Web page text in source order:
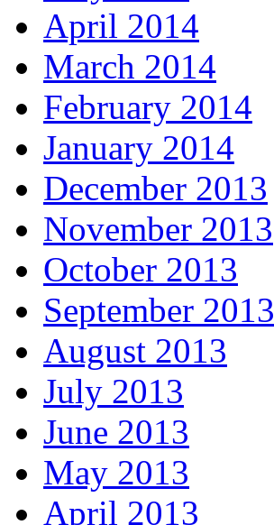
April 2014
March 2014
February 2014
January 2014
December 2013
November 2013
October 2013
September 2013
August 2013
July 2013
June 2013
May 2013
April 2013